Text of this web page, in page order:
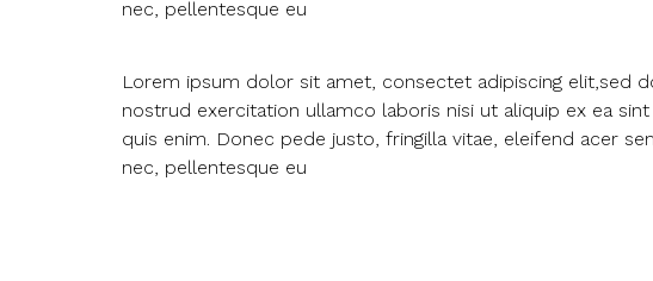
nec, pellentesque eu
Lorem ipsum dolor sit amet, consectet adipiscing elit,sed
nostrud exercitation ullamco laboris nisi ut aliquip ex ea
quis enim. Donec pede justo, fringilla vitae, eleifend acer
nec, pellentesque eu